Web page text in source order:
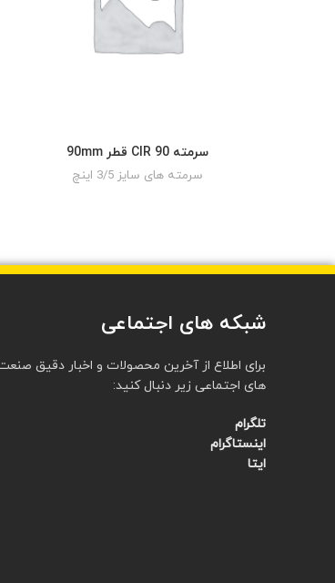
READ MOREسرمته CIR 90 قطر 90mm
سرمته های سایز 3/5 اینچ
شبکه های اجتماعی
برای اطلاع از آخرین محصولات و اخبار دقیق
های اجتماعی زیر دنبال کنید:
تلگرام
اینستاگرام
ایتا